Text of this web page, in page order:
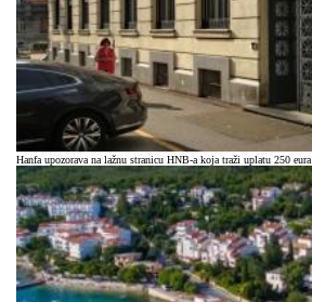
Hanfa upozorava na lažnu stranicu HNB-a koja traži uplatu 250 eura